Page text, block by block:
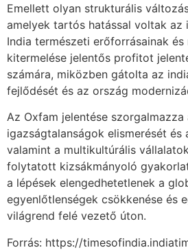
Emellett olyan strukturális
amelyek tartós hatással voltak az
India természeti erőforrásainak és
kitermelése jelentős profitot
számára, miközben gátolta az
fejlődését és az ország
Az Oxfam jelentése szorgalmazza
igazságtalanságok elismerését és
valamint a multikultúrális
folytatott kizsákmányoló
a lépések elengedhetetlenek a
egyenlőtlenségek csökkenése és
világrend felé vezető úton.
Forrás: https://